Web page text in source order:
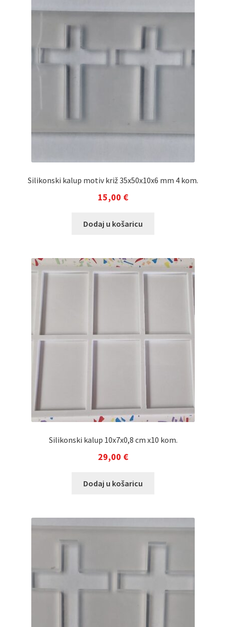
Silikonski kalup motiv križ 35x50x10x6 mm 4 kom.
15,00 €
Dodaj u košaricu
Silikonski kalup 10x7x0,8 cm x10 kom.
29,00 €
Dodaj u košaricu